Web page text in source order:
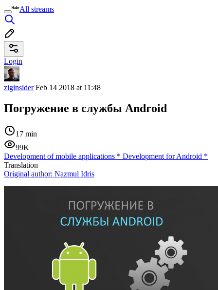
All streams
Login
ziginsiderFeb 14 2018 at 11:48
Погружение в службы Android
17 min
99K
Development of mobile applications * Development for Android *
Translation
Original author: Nazmul Idris